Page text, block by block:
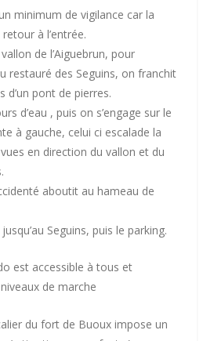
minimum de vigilance car la
à l’entrée.
de l’Aiguebrun, pour
restauré des Seguins, on franchit
d’un pont de pierres.
d’eau , puis on s’engage sur le
à gauche, celui ci escalade la
en direction du vallon et du
aboutit au hameau de
Seguins, puis le parking.
est accessible à tous et
de marche
du fort de Buoux impose un